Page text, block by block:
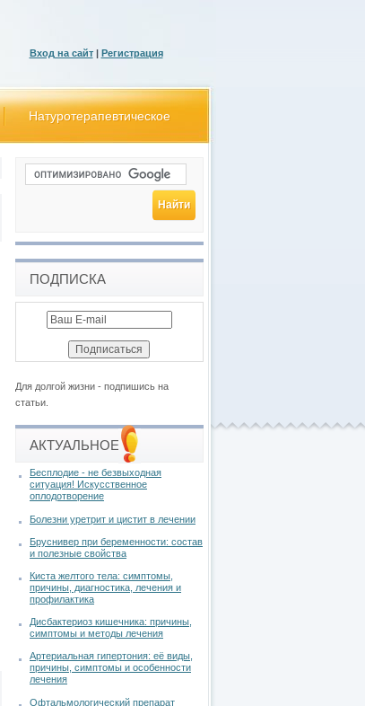
Вход на сайт | Регистрация
Натуротерапевтическое
ПОДПИСКА
Для долгой жизни - подпишись на
статьи.
АКТУАЛЬНОЕ
Бесплодие - не безвыходная
ситуация! Искусственное
оплодотворение
Болезни уретрит и цистит в лечении
Бруснивер при беременности: состав
и полезные свойства
Киста желтого тела: симптомы,
причины, диагностика, лечения и
профилактика
Дисбактериоз кишечника: причины,
симптомы и методы лечения
Артериальная гипертония: её виды,
причины, симптомы и особенности
лечения
Офтальмологический препарат